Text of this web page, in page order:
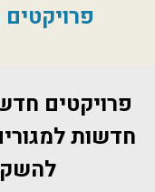
פרויקטים
חדשות